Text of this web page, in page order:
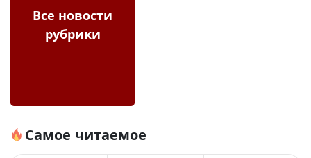
Все новости
рубрики
Самое читаемое